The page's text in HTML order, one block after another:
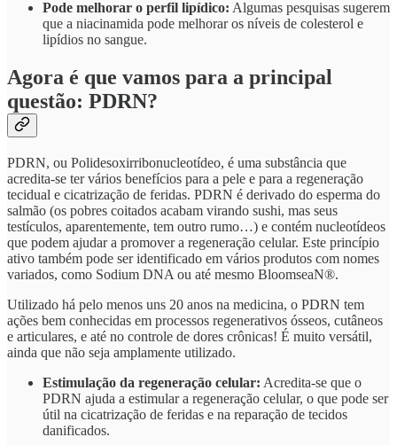
Pode melhorar o perfil lipídico: Algumas pesquisas sugerem
que a niacinamida pode melhorar os níveis de colesterol e
lipídios no sangue.
Agora é que vamos para a principal
questão: PDRN?
PDRN, ou Polidesoxirribonucleotídeo, é uma substância que
acredita-se ter vários benefícios para a pele e para a regeneração
tecidual e cicatrização de feridas. PDRN é derivado do esperma do
salmão (os pobres coitados acabam virando sushi, mas seus
testículos, aparentemente, tem outro rumo…) e contém nucleotídeos
que podem ajudar a promover a regeneração celular. Este princípio
ativo também pode ser identificado em vários produtos com nomes
variados, como Sodium DNA ou até mesmo BloomseaN®.
Utilizado há pelo menos uns 20 anos na medicina, o PDRN tem
ações bem conhecidas em processos regenerativos ósseos, cutâneos
e articulares, e até no controle de dores crônicas! É muito versátil,
ainda que não seja amplamente utilizado.
Estimulação da regeneração celular: Acredita-se que o
PDRN ajuda a estimular a regeneração celular, o que pode ser
útil na cicatrização de feridas e na reparação de tecidos
danificados.